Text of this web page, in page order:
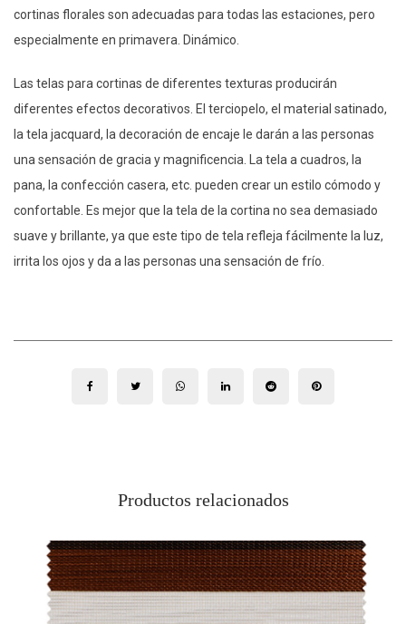
cortinas florales son adecuadas para todas las estaciones, pero
especialmente en primavera. Dinámico.
Las telas para cortinas de diferentes texturas producirán
diferentes efectos decorativos. El terciopelo, el material satinado,
la tela jacquard, la decoración de encaje le darán a las personas
una sensación de gracia y magnificencia. La tela a cuadros, la
pana, la confección casera, etc. pueden crear un estilo cómodo y
confortable. Es mejor que la tela de la cortina no sea demasiado
suave y brillante, ya que este tipo de tela refleja fácilmente la luz,
irrita los ojos y da a las personas una sensación de frío.
Productos relacionados